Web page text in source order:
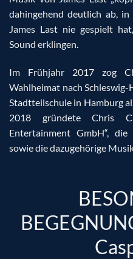
dahingehend deutlich ab,
James Last nie gespielt
Sound erklingen.
Im Frühjahr 2017 zog
Wahlheimat nach
Stadtteilschule in Hamburg
2018 gründete Chris
Entertainment GmbH“,
sowie die dazugehörige